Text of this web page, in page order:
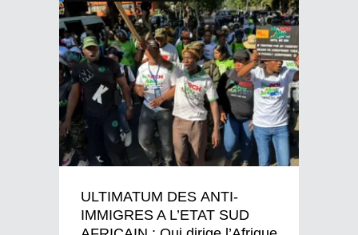
ULTIMATUM DES ANTI-
IMMIGRES A L’ETAT SUD